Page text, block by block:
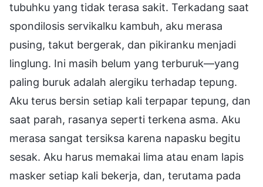
tubuhku yang tidak terasa sakit. Terkadang saat
spondilosis servikalku kambuh, aku merasa
pusing, takut bergerak, dan pikiranku menjadi
linglung. Ini masih belum yang terburuk—yang
paling buruk adalah alergiku terhadap tepung.
Aku terus bersin setiap kali terpapar tepung, dan
saat parah, rasanya seperti terkena asma. Aku
merasa sangat tersiksa karena napasku begitu
sesak. Aku harus memakai lima atau enam lapis
masker setiap kali bekerja, dan, terutama pada